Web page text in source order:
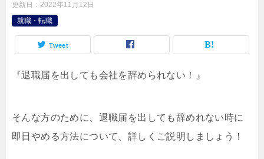
更新日： 2022年11月12日
就職・転職
Tweet
『退職届を出しても会社を辞められない！』
そんな方のために、退職届を出しても辞めれない時に
即日やめる方法について、詳しくご説明しましょう！